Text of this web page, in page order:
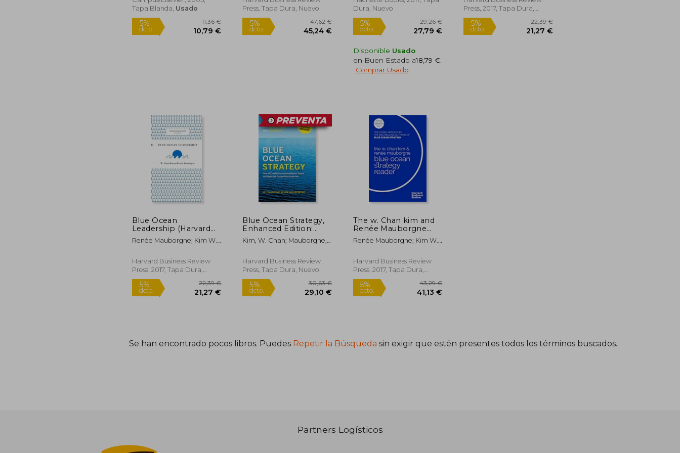
Tapa Blanda, Usado
5%
dcto.
Press, Tapa Dura, Nuevo
5%
dcto.
Dura, Nuevo
5%
dcto.
Disponible Usado
en Buen Estado a18,79 €.
Comprar Usado
Press, 2017, Tapa Dura,
Nuevo
Blue Ocean
Leadership (Harvard
Business Review
Classics) (en Inglés)
Renée Mauborgne; Kim W.
Harvard Business Review
Press, 2017, Tapa Dura,
Nuevo
Blue Ocean Strategy,
Enhanced Edition:
How to Create
Uncontested Market
Competition
Irrelevant (en Inglés)
Kim, W. Chan; Mauborgne,
Harvard Business Review
Press, Tapa Dura, Nuevo
The w. Chan kim and
Renée Mauborgne
Blue Ocean Strategy
Reader: The Iconic
Authors w. Chan kim
and Renée
Inglés)
Renée Mauborgne; Kim W.
Harvard Business Review
Press, 2017, Tapa Dura,
Nuevo
Se han encontrado pocos libros. Puedes Repetir la Búsqueda sin exigir que estén presentes todos los términos buscados..
Partners Logísticos